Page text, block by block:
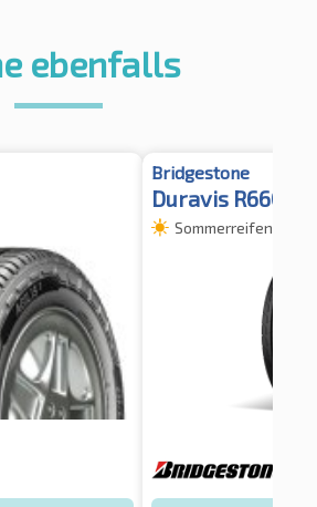
ebenfalls
Bridgestone
Duravis R660
Sommerreifen